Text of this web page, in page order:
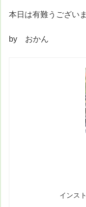
本日は有難うござい
by おかん
インス